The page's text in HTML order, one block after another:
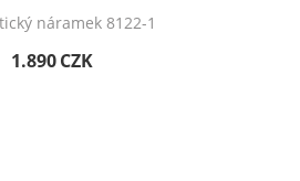
náramek 8122-1
1.890CZK